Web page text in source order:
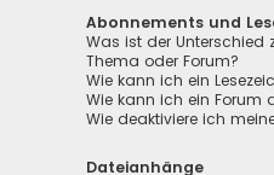
Abonnements und
Was ist der Unterschied
Thema oder Forum?
Wie kann ich ein
Wie kann ich ein Forum
Wie deaktiviere ich
Dateianhänge